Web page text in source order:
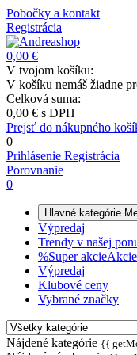
Pobočky a kontakt
Registrácia
0,00 €
V tvojom košíku:
V košíku nemáš žiadne
Celková suma:
0,00 € s DPH
Prejsť do nákupného
0
Prihlásenie Registrácia
Porovnanie
0
Hlavné kategórie
Výpredaj
Trendy v našej
%Super akcieAkcie
Výpredaj
Klubové ceny
Vybrané značky
Nájdené kategórie {{